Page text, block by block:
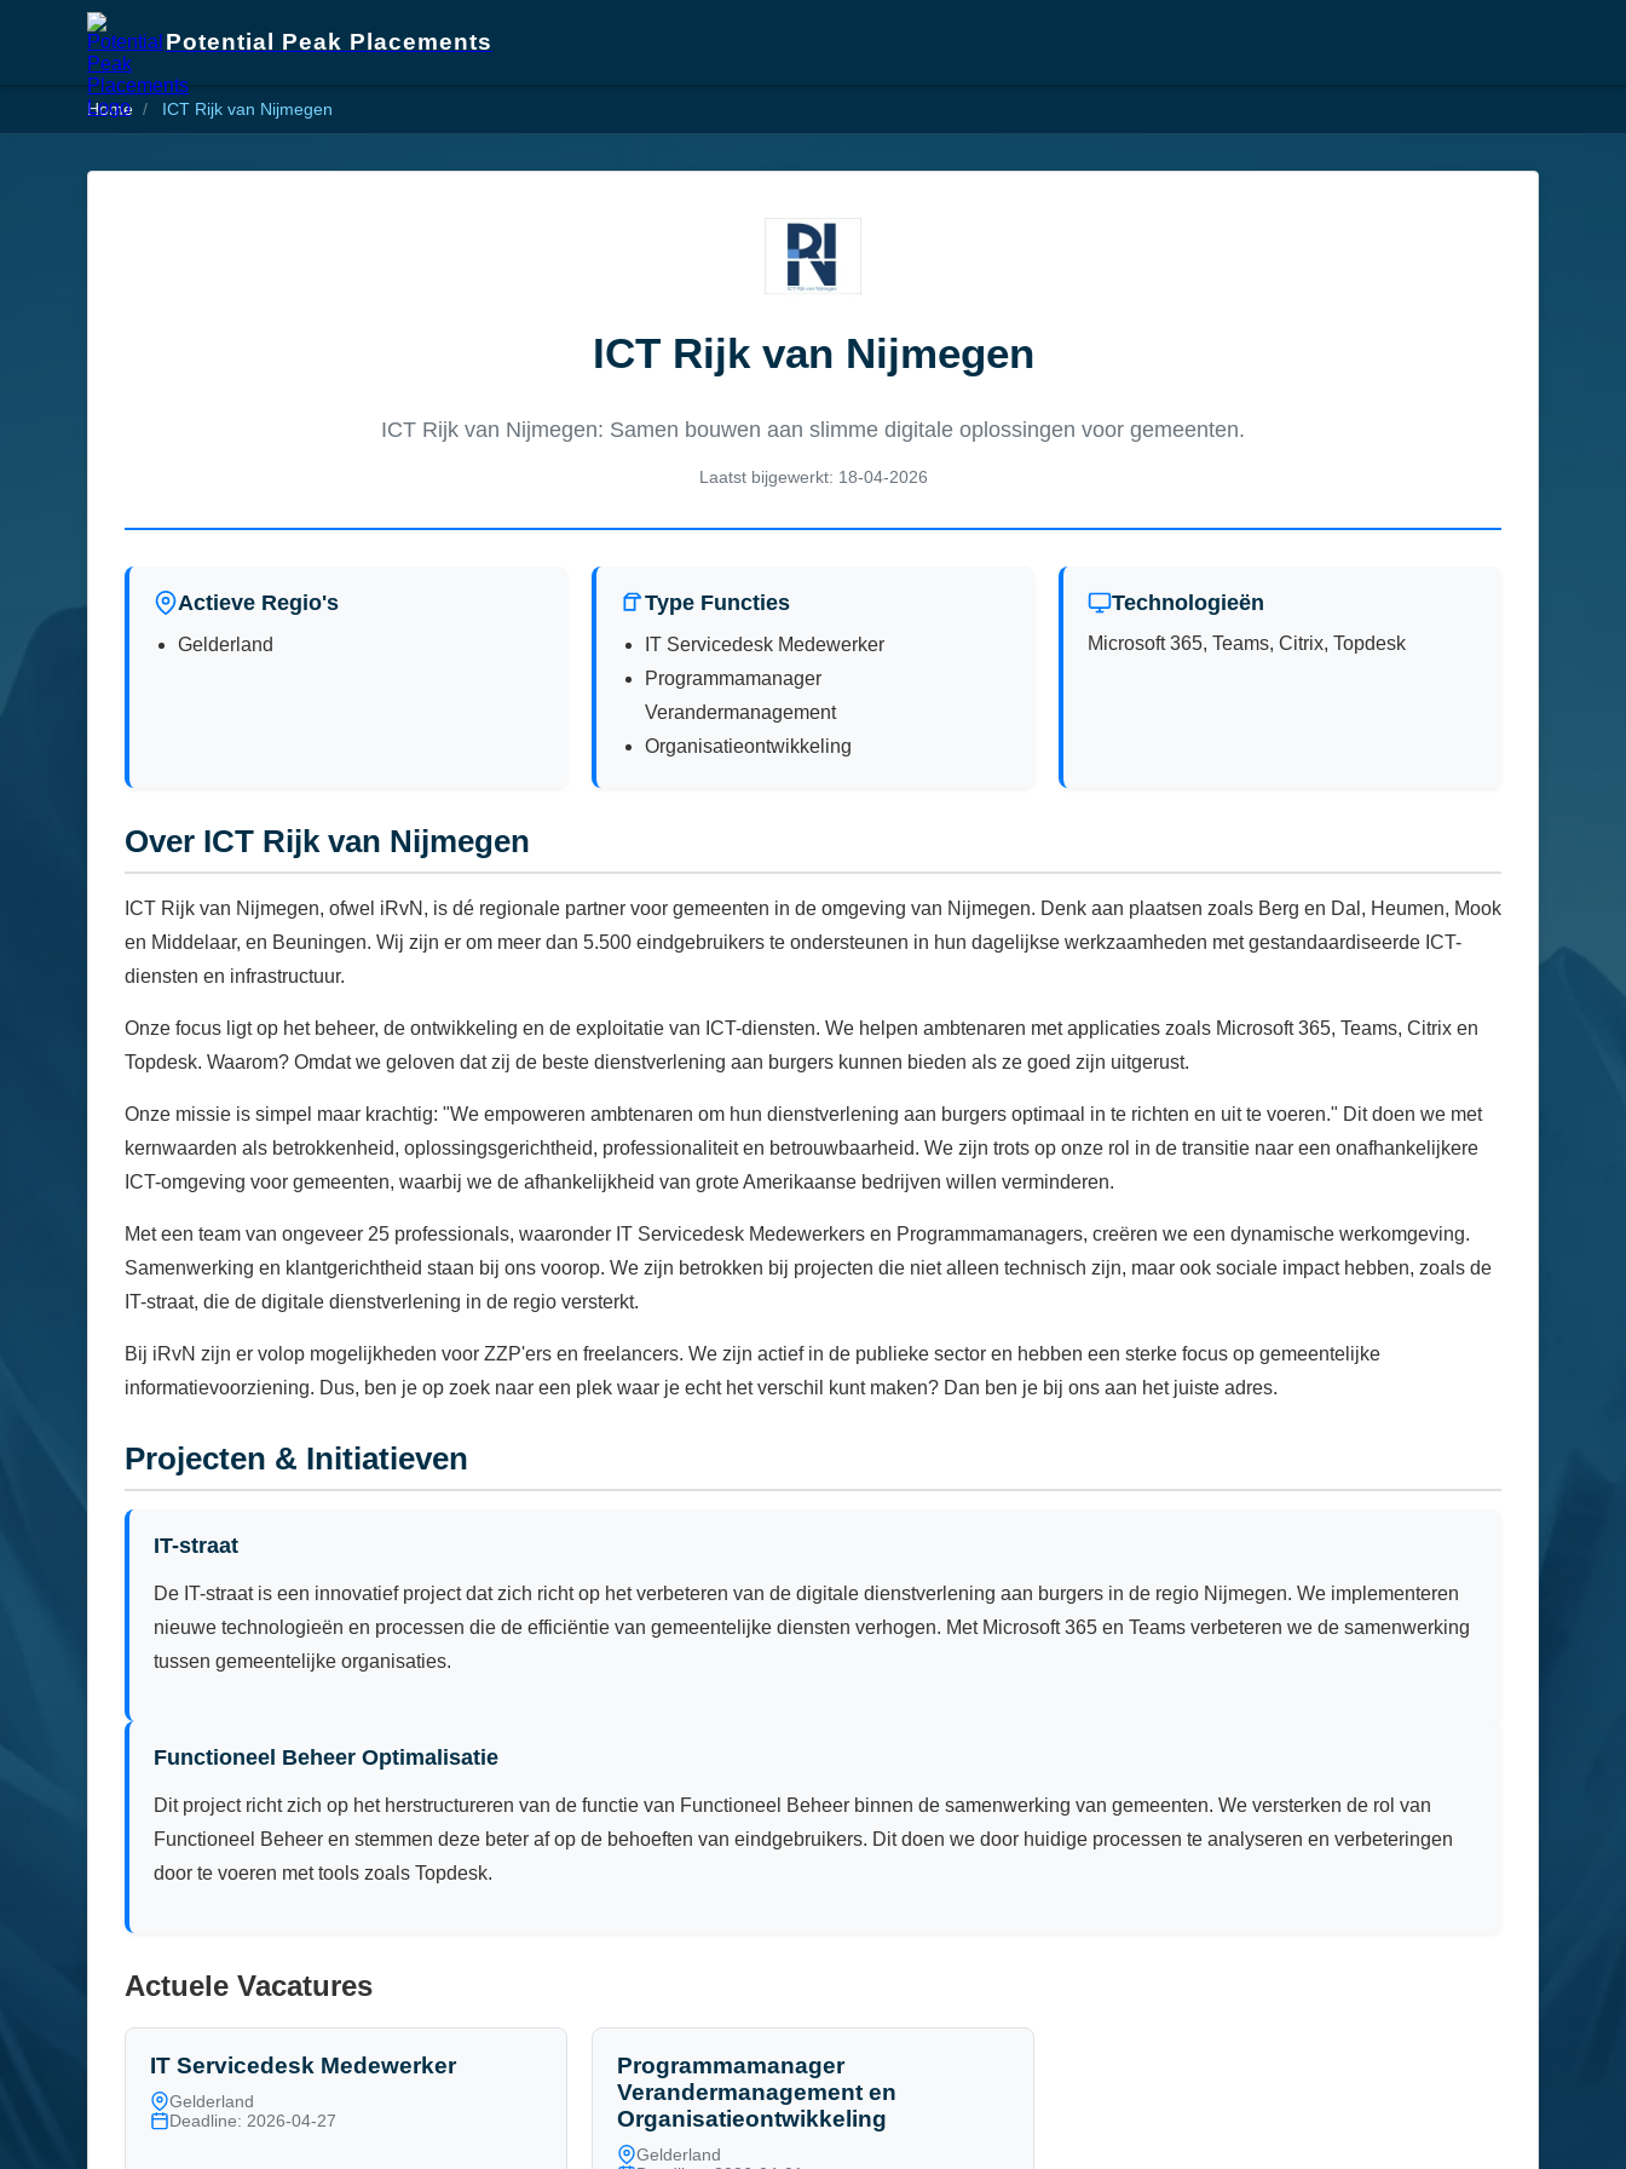
Potential Peak Placements
Home ICT Rijk van Nijmegen
ICT Rijk van Nijmegen
ICT Rijk van Nijmegen: Samen bouwen aan slimme digitale oplossingen voor gemeenten.
Laatst bijgewerkt: 18-04-2026
Actieve Regio's
Gelderland
Type Functies
IT Servicedesk Medewerker
Programmamanager
Verandermanagement
Organisatieontwikkeling
Technologieën
Microsoft 365, Teams, Citrix, Topdesk
Over ICT Rijk van Nijmegen
ICT Rijk van Nijmegen, ofwel iRvN, is dé regionale partner voor gemeenten in de omgeving van Nijmegen. Denk aan plaatsen zoals Berg en Dal, Heumen, Mook
en Middelaar, en Beuningen. Wij zijn er om meer dan 5.500 eindgebruikers te ondersteunen in hun dagelijkse werkzaamheden met gestandaardiseerde ICT-
diensten en infrastructuur.
Onze focus ligt op het beheer, de ontwikkeling en de exploitatie van ICT-diensten. We helpen ambtenaren met applicaties zoals Microsoft 365, Teams, Citrix en
Topdesk. Waarom? Omdat we geloven dat zij de beste dienstverlening aan burgers kunnen bieden als ze goed zijn uitgerust.
Onze missie is simpel maar krachtig: "We empoweren ambtenaren om hun dienstverlening aan burgers optimaal in te richten en uit te voeren." Dit doen we met
kernwaarden als betrokkenheid, oplossingsgerichtheid, professionaliteit en betrouwbaarheid. We zijn trots op onze rol in de transitie naar een onafhankelijkere
ICT-omgeving voor gemeenten, waarbij we de afhankelijkheid van grote Amerikaanse bedrijven willen verminderen.
Met een team van ongeveer 25 professionals, waaronder IT Servicedesk Medewerkers en Programmamanagers, creëren we een dynamische werkomgeving.
Samenwerking en klantgerichtheid staan bij ons voorop. We zijn betrokken bij projecten die niet alleen technisch zijn, maar ook sociale impact hebben, zoals de
IT-straat, die de digitale dienstverlening in de regio versterkt.
Bij iRvN zijn er volop mogelijkheden voor ZZP'ers en freelancers. We zijn actief in de publieke sector en hebben een sterke focus op gemeentelijke
informatievoorziening. Dus, ben je op zoek naar een plek waar je echt het verschil kunt maken? Dan ben je bij ons aan het juiste adres.
Projecten & Initiatieven
IT-straat
De IT-straat is een innovatief project dat zich richt op het verbeteren van de digitale dienstverlening aan burgers in de regio Nijmegen. We implementeren
nieuwe technologieën en processen die de efficiëntie van gemeentelijke diensten verhogen. Met Microsoft 365 en Teams verbeteren we de samenwerking
tussen gemeentelijke organisaties.
Functioneel Beheer Optimalisatie
Dit project richt zich op het herstructureren van de functie van Functioneel Beheer binnen de samenwerking van gemeenten. We versterken de rol van
Functioneel Beheer en stemmen deze beter af op de behoeften van eindgebruikers. Dit doen we door huidige processen te analyseren en verbeteringen
door te voeren met tools zoals Topdesk.
Actuele Vacatures
IT Servicedesk Medewerker
Gelderland
Deadline: 2026-04-27
Programmamanager
Verandermanagement en
Organisatieontwikkeling
Gelderland